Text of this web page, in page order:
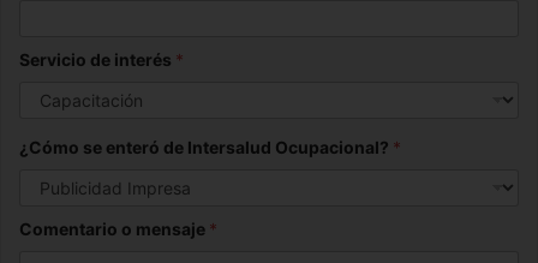
Servicio de interés *
¿Cómo se enteró de Intersalud Ocupacional? *
Comentario o mensaje *